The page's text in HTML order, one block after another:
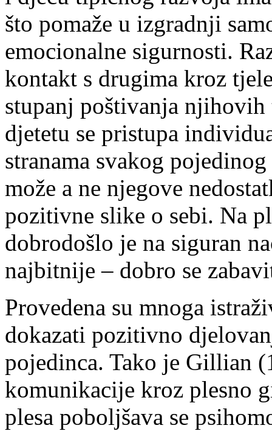
što pomaže u izgradnji
emocionalne sigurnosti.
kontakt s drugima kroz
stupanj poštivanja
djetetu se pristupa
stranama svakog
može a ne njegove
pozitivne slike o sebi. Na
dobrodošlo je na siguran
najbitnije – dobro se
Provedena su mnoga
dokazati pozitivno
pojedinca. Tako je Gillian
komunikacije kroz plesno
plesa poboljšava se